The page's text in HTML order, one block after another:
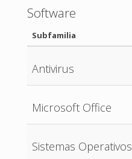
Software
Subfamilia
Antivirus
Microsoft Office
Sistemas Operativos